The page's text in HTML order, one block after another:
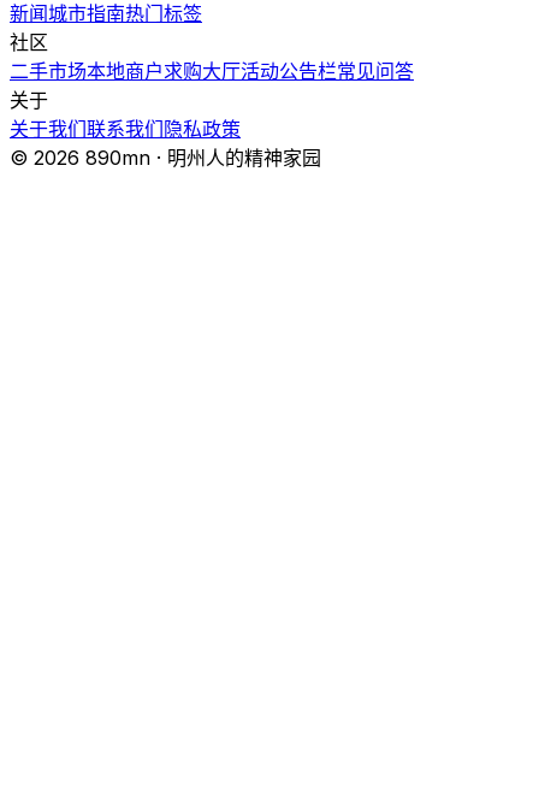
新闻城市指南热门标签
社区
二手市场本地商户求购大厅活动公告栏常见问答
关于
关于我们联系我们 隐私政策
© 2026 890mn · 明州人的精神家园